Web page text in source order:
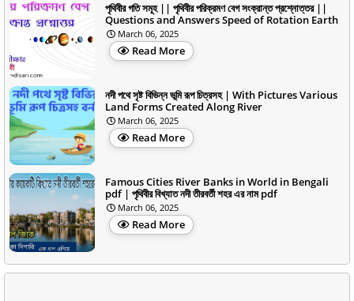
পৃথিবীর গতি সমূহ || পৃথিবীর পরিক্রমণ বেগ সংক্রান্ত প্রশ্নোত্তর ||
Questions and Answers Speed of Rotation Earth
March 06, 2025
Read More
নদী পথে সৃষ্ট বিভিন্ন ভূমি রূপ চিত্রসহ | With Pictures Various
Land Forms Created Along River
March 06, 2025
Read More
Famous Cities River Banks in World in Bengali
pdf | পৃথিবীর বিখ্যাত নদী তীরবর্তী শহর এর নাম pdf
March 06, 2025
Read More